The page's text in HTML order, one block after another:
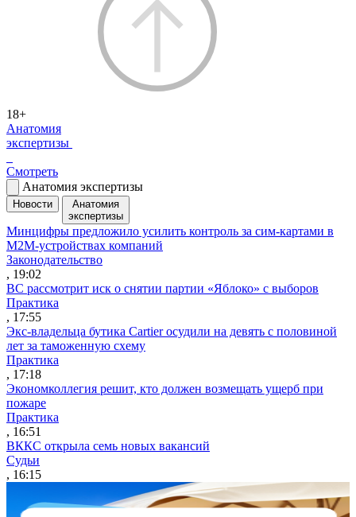
18+
Анатомия
экспертизы
Смотреть
Анатомия экспертизы
Новости
Анатомия
экспертизы
Минцифры предложило усилить контроль за сим-картами в
M2M-устройствах компаний
Законодательство
, 19:02
ВС рассмотрит иск о снятии партии «Яблоко» с выборов
Практика
, 17:55
Экс-владельца бутика Cartier осудили на девять с половиной
лет за таможенную схему
Практика
, 17:18
Экономколлегия решит, кто должен возмещать ущерб при
пожаре
Практика
, 16:51
ВККС открыла семь новых вакансий
Судьи
, 16:15